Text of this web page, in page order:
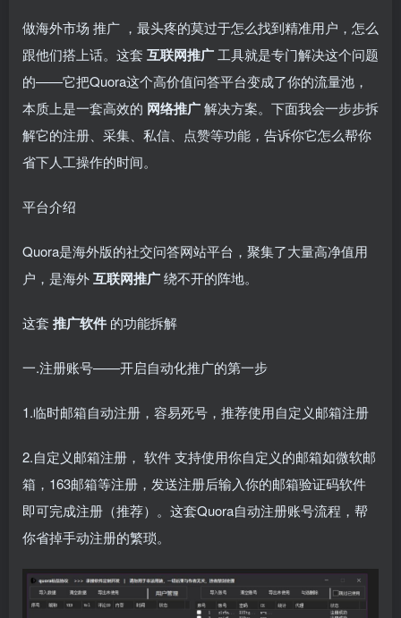
做海外市场 推广 ，最头疼的莫过于怎么找到精准用户，怎么
跟他们搭上话。这套 互联网推广 工具就是专门解决这个问题
的——它把Quora这个高价值问答平台变成了你的流量池，
本质上是一套高效的 网络推广解决方案。下面我会一步步拆
解它的注册、采集、私信、点赞等功能，告诉你它怎么帮你
省下人工操作的时间。
平台介绍
Quora是海外版的社交问答网站平台，聚集了大量高净值用
户，是海外互联网推广绕不开的阵地。
这套 推广软件 的功能拆解
一.注册账号——开启自动化推广的第一步
1.临时邮箱自动注册，容易死号，推荐使用自定义邮箱注册
2.自定义邮箱注册， 软件支持使用你自定义的邮箱如微软邮
箱，163邮箱等注册，发送注册后输入你的邮箱验证码软件
即可完成注册（推荐）。这套Quora自动注册账号流程，帮
你省掉手动注册的繁琐。